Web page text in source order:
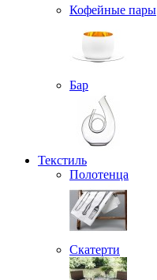
Кофейные пары
Бар
Текстиль
Полотенца
Скатерти